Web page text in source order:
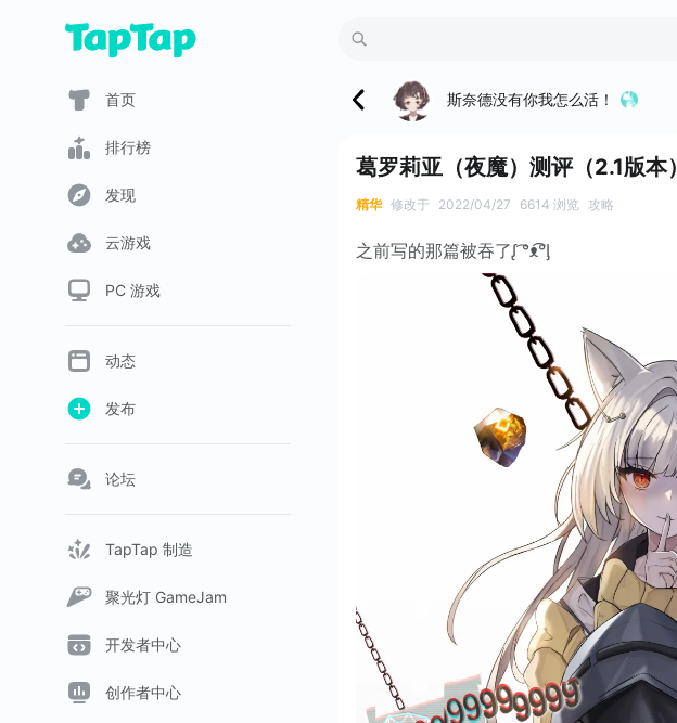
首页
排行榜
发现
云游戏
PC 游戏
动态
发布
论坛
TapTap 制造
聚光灯 GameJam
开发者中心
创作者中心
斯奈德没有你我怎么活！
葛罗莉亚（夜魔）测评（2.1版本）
精华 修改于 2022/04/27 6614 浏览 攻略
之前写的那篇被吞了ᶘ ͡°ᴥ͡°ᶅ